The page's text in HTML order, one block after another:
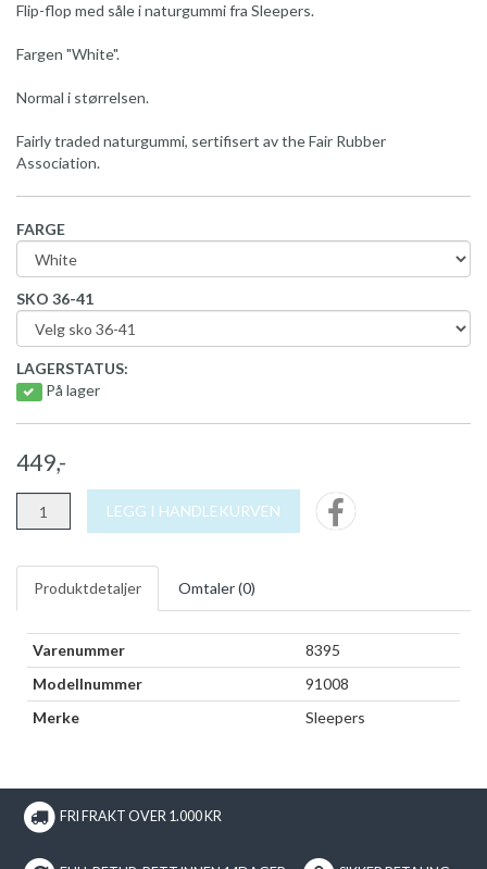
Flip-flop med såle i naturgummi fra Sleepers.
Fargen "White".
Normal i størrelsen.
Fairly traded naturgummi, sertifisert av the Fair Rubber
Association.
FARGE
SKO 36-41
LAGERSTATUS:
På lager
449,-
LEGG I HANDLEKURVEN
Produktdetaljer Omtaler (0)
Varenummer
8395
Modellnummer
91008
Merke
Sleepers
FRI FRAKT OVER 1.000 KR